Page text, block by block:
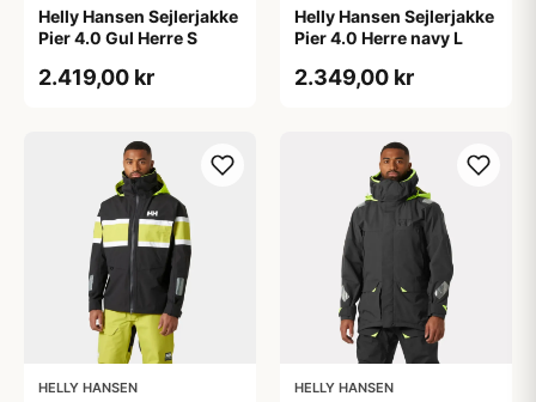
Helly Hansen Sejlerjakke
Pier 4.0 Gul Herre S
2.419,00 kr
Helly Hansen Sejlerjakke
Pier 4.0 Herre navy L
2.349,00 kr
HELLY HANSEN HELLY HANSEN